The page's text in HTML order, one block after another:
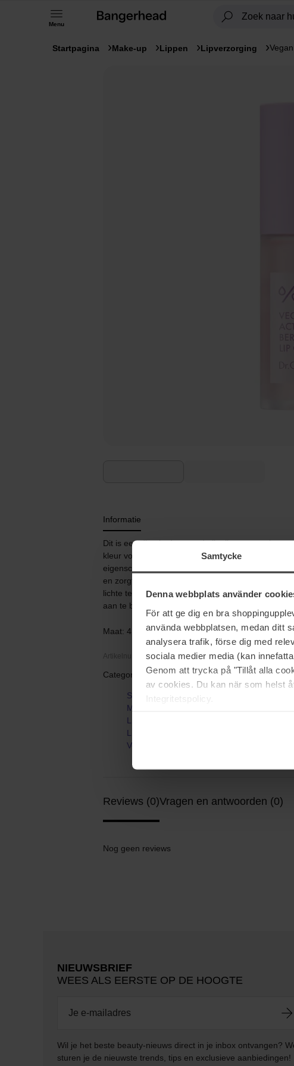
Samtycke
Denna webbplats använder
För att ge dig en bra
använda webbplatsen, medan ditt
analysera trafik, förse dig med
sociala medier media (kan
Genom att trycka på "Tillåt alla
av cookies. Du kan när som helst
Integritetspolicy.
Menu
Startpagina Make-up Lippen Lipverzorging
Informatie
Dit is een diep hydraterende lipolie met een
kleur voor een gezond en natuurlijk glanzend
eigenschappen dankzij Reservatrol, dat rijk is
en zorgt voor vitaliteit. Dit product is ook volledig
lichte textuur die soepel intrekt. Geschikt voor 's
aan te brengen.
Maat: 4,5 ml
Artikelnummer: 188733
Categorieën:
Startpagina
Make-up
Lippen
Lipverzorging
Vegan Active Berry Lip Oil
Reviews (0)Vragen en antwoorden (0)
Nog geen reviews
NIEUWSBRIEF
WEES ALS EERSTE OP DE HOOGTE
Wil je het beste beauty-nieuws direct in je inbox ontvangen?
sturen je de nieuwste trends, tips en exclusieve aanbiedingen!